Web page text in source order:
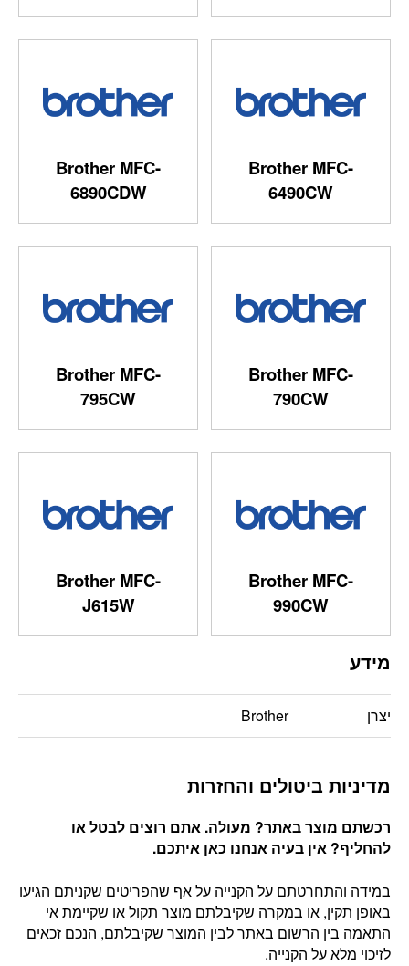
Brother MFC-
6490CW
Brother MFC-
6890CDW
Brother MFC-
790CW
Brother MFC-
795CW
Brother MFC-
990CW
Brother MFC-
J615W
מידע
יצרן Brother
מדיניות ביטולים והחזרות
רכשתם מוצר באתר? מעולה. אתם רוצים לבטל או
להחליף? אין בעיה אנחנו כאן איתכם.
במידה והתחרטתם על הקנייה על אף שהפריטים שקניתם הגיעו
באופן תקין, או במקרה שקיבלתם מוצר תקול או שקיימת אי
התאמה בין הרשום באתר לבין המוצר שקיבלתם, הנכם זכאים
לזיכוי מלא על הקנייה.